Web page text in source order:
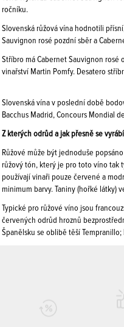
ročníku.
Slovenská růžová vína hodnotili
Sauvignon rosé pozdní sběr a
Stříbro má Cabernet Sauvignon rosé
vinařství Martin Pomfy. Desatero
Slovenská vína v poslední době
Bacchus Madrid, Concours Mondial
Z kterých odrůd a jak přesně se
Růžové může být jednoduše
růžový tón, který je pro toto víno tak
používají vinaři pouze červené a
minimum barvy. Taniny (hořké látky)
Typické pro růžové víno jsou
červených odrůd hroznů
Španělsku se oblibě těší